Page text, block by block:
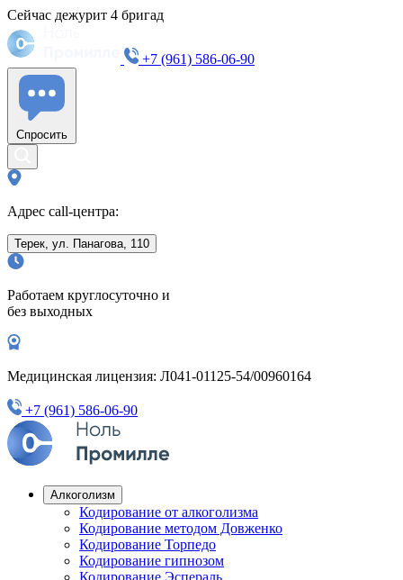
Сейчас дежурит 4 бригад
+7 (961) 586-06-90
Спросить
Адрес call-центра:
Терек, ул. Панагова, 110
Работаем круглосуточно и
без выходных
Медицинская лицензия: Л041-01125-54/00960164
+7 (961) 586-06-90
Алкоголизм
Кодирование от алкоголизма
Кодирование методом Довженко
Кодирование Торпедо
Кодирование гипнозом
Кодирование Эспераль